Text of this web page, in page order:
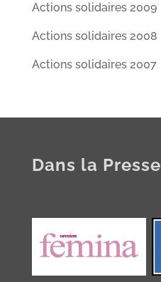
Actions solidaires 2009
Actions solidaires 2008
Actions solidaires 2007
Dans la Presse